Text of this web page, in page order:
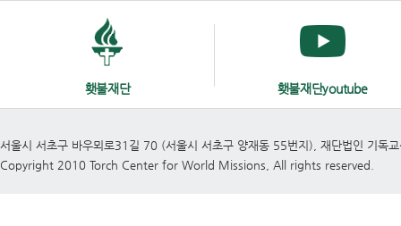
횃불재단 횃불재단youtube
서울시 서초구 바우뫼로31길 70 (서울시 서초구 양재동 55번지), 재단법인
Copyright 2010 Torch Center for World Missions, All rights reserved.